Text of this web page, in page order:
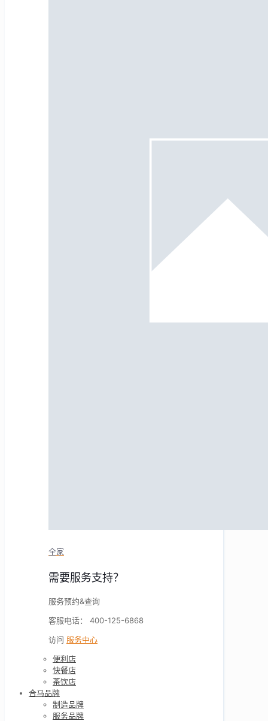
全家
需要服务支持？
服务预约&查询
客服电话： 400-125-6868
访问 服务中心
便利店
快餐店
茶饮店
合马品牌
制造品牌
服务品牌